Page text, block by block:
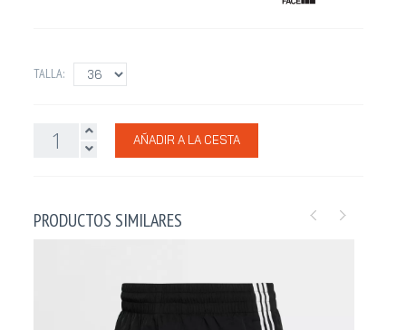
TALLA:
AÑADIR A LA CESTA
PRODUCTOS SIMILARES